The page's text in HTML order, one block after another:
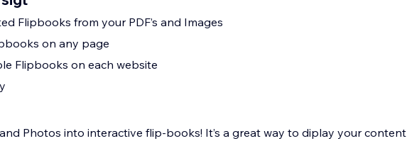
Flipbooks from your PDF’s and Images
on any page
Flipbooks on each website
Photos into interactive flip-books! It’s a great way to diplay your content